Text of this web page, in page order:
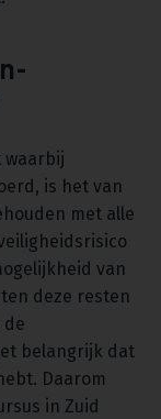
waarbij
is het van
met alle
van
deze resten
belangrijk dat
Daarom
in Zuid